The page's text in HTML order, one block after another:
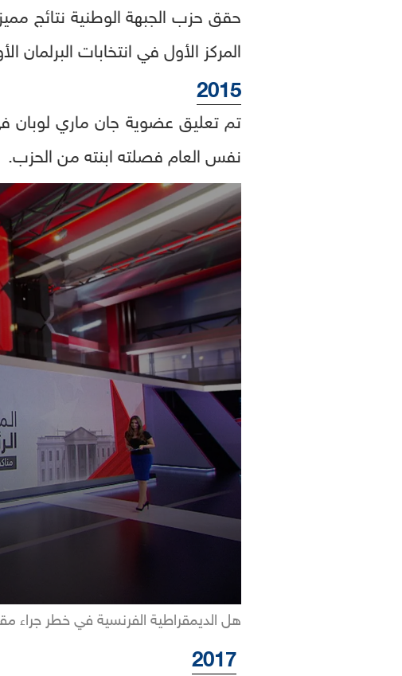
المركز الأول في انتخابات البرلمان
2015
تم تعليق عضوية جان ماري لوبان
نفس العام فصلته ابنته من الحزب.
هل الديمقراطية الفرنسية في خطر جراء
2017